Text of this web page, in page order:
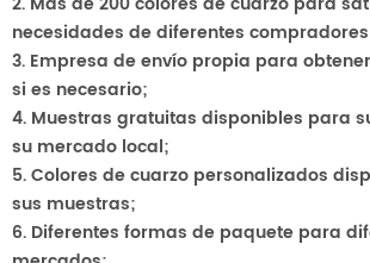
necesidades de diferentes
3. Empresa de envío propia para
si es necesario;
4. Muestras gratuitas disponibles para
su mercado local;
5. Colores de cuarzo personalizados
sus muestras;
6. Diferentes formas de paquete para